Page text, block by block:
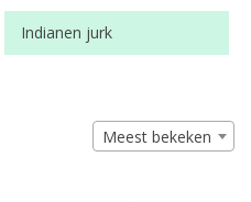
Indianen jurk
Meest bekeken